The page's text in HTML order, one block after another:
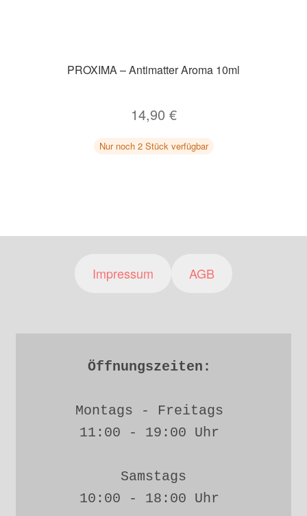
PROXIMA – Antimatter Aroma 10ml
14,90 €
Nur noch 2 Stück verfügbar
Impressum AGB
Öffnungszeiten:
Montags - Freitags
11:00 - 19:00 Uhr
Samstags
10:00 - 18:00 Uhr